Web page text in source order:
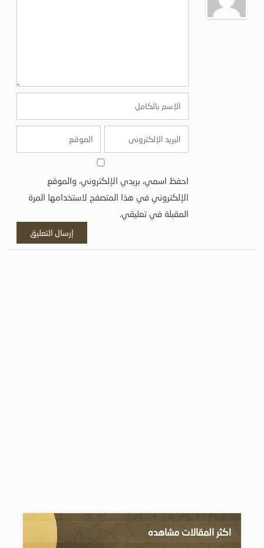
احفظ اسمي، بريدي الإلكتروني، والموقع
الإلكتروني في هذا المتصفح لاستخدامها المرة
المقبلة في تعليقي.
اكثر المقالات مشاهده